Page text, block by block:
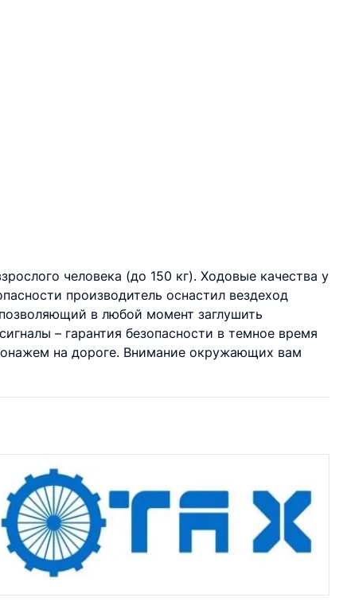
человека (до 150 кг). Ходовые качества у
производитель оснастил вездеход
в любой момент заглушить
– гарантия безопасности в темное время
на дороге. Внимание окружающих вам